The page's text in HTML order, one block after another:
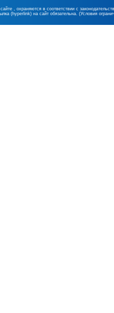
, охраняются в соответствии с
(hyperlink) на сайт обязательна. (Условия